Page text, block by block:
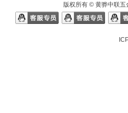
版权所有 © 黄骅中联